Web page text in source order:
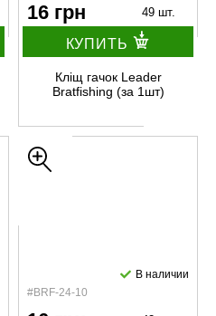
16 грн 49 шт.
КУПИТЬ
Кліщ гачок Leader
Bratfishing (за 1шт)
#BRF-24-10
В наличии